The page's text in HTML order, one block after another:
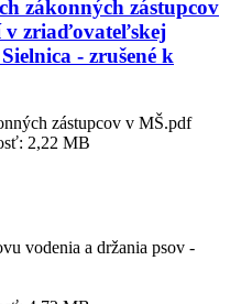
zákonných zástupcov
v zriaďovateľskej
- zrušené k
zástupcov v MŠ.pdf
2,22 MB
vodenia a držania psov -